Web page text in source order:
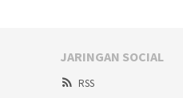
JARINGAN SOCIAL
RSS